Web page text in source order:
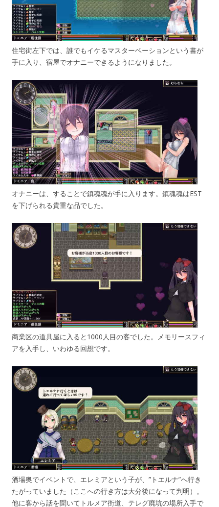
住宅街左下では、誰でもイケるマスターベーションという書が
手に入り、宿屋でオナニーできるようになりました。
オナニーは、することで鎮魂魂が手に入ります。鎮魂魂はEST
を下げられる貴重な品でした。
商業区の道具屋に入ると1000人目の客でした。メモリースフィ
アを入手し、いわゆる回想です。
酒場奥でイベントで、エレミアという子が、”トエルナ”へ行き
たがっていました（ここへの行き方は大分後になって判明）。
他に客から話を聞いてトルメア街道、テレグ廃坑の場所入手で